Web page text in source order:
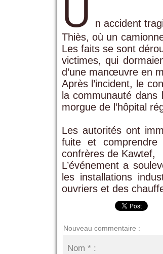
U
n accident
Thiès, où un
Les faits se sont
victimes, qui
d’une manœuvre en
Après l’incident, le
la communauté
morgue de l’hôpital
Les autorités ont
fuite et
confrères de Kawtef,
L’événement a
les installations
ouvriers et des
Nouveau commentaire :
Nom * :